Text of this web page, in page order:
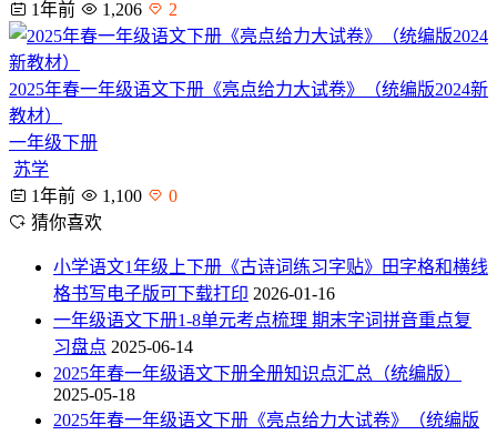
1年前 1,206 2
2025年春一年级语文下册《亮点给力大试卷》（统编版2024新
教材）
一年级下册
苏学
1年前
1,100
0
猜你喜欢
小学语文1年级上下册《古诗词练习字贴》田字格和横线
格书写电子版可下载打印 2026-01-16
一年级语文下册1-8单元考点梳理 期末字词拼音重点复
习盘点 2025-06-14
2025年春一年级语文下册全册知识点汇总（统编版）
2025-05-18
2025年春一年级语文下册《亮点给力大试卷》（统编版